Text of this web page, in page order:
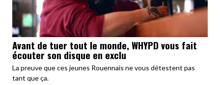
Avant de tuer tout le monde, WHYPD vous fait
écouter son disque en exclu
La preuve que ces jeunes Rouennais ne vous détestent pas
tant que ça.